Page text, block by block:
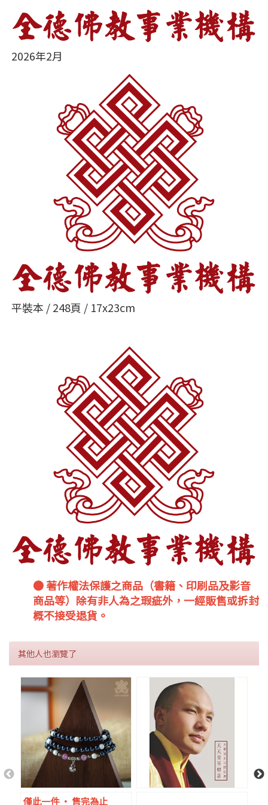
2026年2月
平裝本 / 248頁 / 17x23cm
● 著作權法保護之商品（書籍、印刷品及影音
商品等）除有非人為之瑕疵外，一經販售或拆封
概不接受退貨。
其他人也瀏覽了
僅此一件 ‧ 售完為止